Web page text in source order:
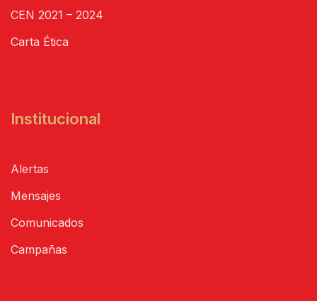
CEN 2021 – 2024
Carta Ética
Institucional
Alertas
Mensajes
Comunicados
Campañas